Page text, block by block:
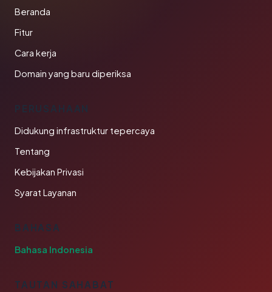
Beranda
Fitur
Cara kerja
Domain yang baru diperiksa
PERUSAHAAN
Didukung infrastruktur tepercaya
Tentang
Kebijakan Privasi
Syarat Layanan
BAHASA
Bahasa Indonesia
TAUTAN SAHABAT